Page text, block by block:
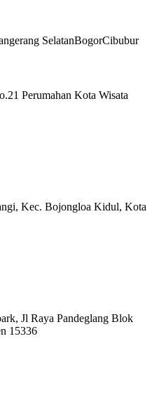
SelatanBogorCibubur
Perumahan Kota Wisata
Kec. Bojongloa Kidul, Kota
Jl Raya Pandeglang Blok
15336